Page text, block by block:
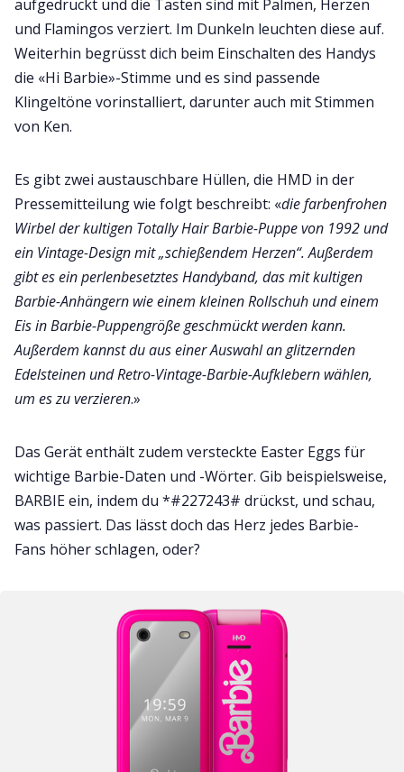
aufgedruckt und die Tasten sind mit Palmen, Herzen
und Flamingos verziert. Im Dunkeln leuchten diese auf.
Weiterhin begrüsst dich beim Einschalten des Handys
die «Hi Barbie»-Stimme und es sind passende
Klingeltöne vorinstalliert, darunter auch mit Stimmen
von Ken.
Es gibt zwei austauschbare Hüllen, die HMD in der
Pressemitteilung wie folgt beschreibt: «die farbenfrohen
Wirbel der kultigen Totally Hair Barbie-Puppe von 1992 und
ein Vintage-Design mit „schießendem Herzen“. Außerdem
gibt es ein perlenbesetztes Handyband, das mit kultigen
Barbie-Anhängern wie einem kleinen Rollschuh und einem
Eis in Barbie-Puppengröße geschmückt werden kann.
Außerdem kannst du aus einer Auswahl an glitzernden
Edelsteinen und Retro-Vintage-Barbie-Aufklebern wählen,
um es zu verzieren.»
Das Gerät enthält zudem versteckte Easter Eggs für
wichtige Barbie-Daten und -Wörter. Gib beispielsweise,
BARBIE ein, indem du *#227243# drückst, und schau,
was passiert. Das lässt doch das Herz jedes Barbie-
Fans höher schlagen, oder?